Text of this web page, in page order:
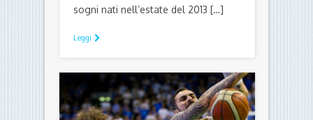
sogni nati nell’estate del 2013 […]
Leggi